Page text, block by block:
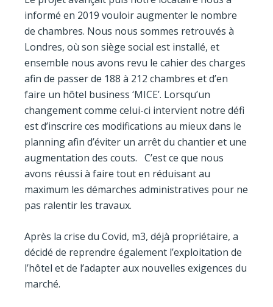
informé en 2019 vouloir augmenter le nombre
de chambres. Nous nous sommes retrouvés à
Londres, où son siège social est installé, et
ensemble nous avons revu le cahier des charges
afin de passer de 188 à 212 chambres et d’en
faire un hôtel business ‘MICE’. Lorsqu’un
changement comme celui-ci intervient notre défi
est d’inscrire ces modifications au mieux dans le
planning afin d’éviter un arrêt du chantier et une
augmentation des couts. C’est ce que nous
avons réussi à faire tout en réduisant au
maximum les démarches administratives pour ne
pas ralentir les travaux.
Après la crise du Covid, m3, déjà propriétaire, a
décidé de reprendre également l’exploitation de
l’hôtel et de l’adapter aux nouvelles exigences du
marché.